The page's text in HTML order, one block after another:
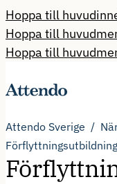
Hoppa till
Hoppa till
Hoppa till
Attendo Sverige
Förflyttningsutbildning